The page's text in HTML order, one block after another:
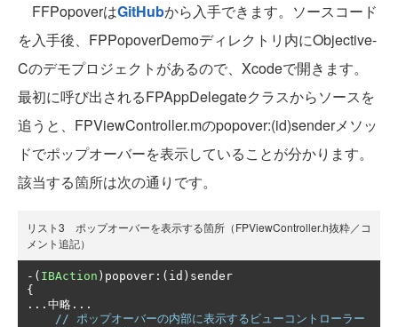
FFPopoverはGitHubから入手できます。ソースコード
を入手後、FPPopoverDemoディレクトリ内にObjective-
Cのデモプロジェクトがあるので、Xcodeで開きます。
最初に呼び出されるFPAppDelegateクラスからソースを
追うと、FPViewController.mのpopover:(id)senderメソッ
ドでポップオーバーを表示していることが分かります。
該当する箇所は次の通りです。
リスト3 ポップオーバーを表示する箇所（FPViewController.h抜粋／コ
メント追記）
-( IBAction ) popover :( id )
{
...中略...
// ポップオーバーの内部に表示するビューコントローラー